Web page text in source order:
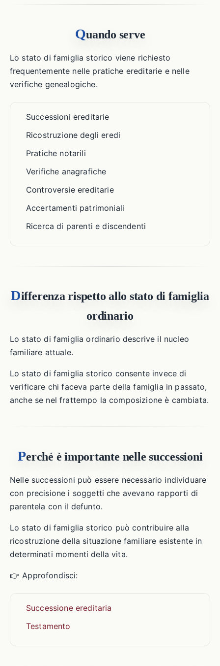
Quando serve
Lo stato di famiglia storico viene richiesto
frequentemente nelle pratiche ereditarie e nelle
verifiche genealogiche.
Successioni ereditarie
Ricostruzione degli eredi
Pratiche notarili
Verifiche anagrafiche
Controversie ereditarie
Accertamenti patrimoniali
Ricerca di parenti e discendenti
Differenza rispetto allo stato di famiglia
ordinario
Lo stato di famiglia ordinario descrive il nucleo
familiare attuale.
Lo stato di famiglia storico consente invece di
verificare chi faceva parte della famiglia in passato,
anche se nel frattempo la composizione è cambiata.
Perché è importante nelle successioni
Nelle successioni può essere necessario individuare
con precisione i soggetti che avevano rapporti di
parentela con il defunto.
Lo stato di famiglia storico può contribuire alla
ricostruzione della situazione familiare esistente in
determinati momenti della vita.
👉 Approfondisci:
Successione ereditaria
Testamento